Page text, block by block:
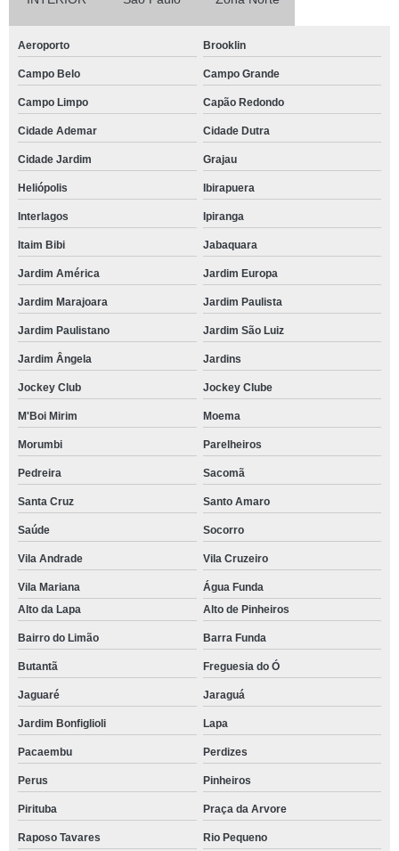
Aeroporto Brooklin
Campo Belo Campo Grande
Campo Limpo Capão Redondo
Cidade Ademar Cidade Dutra
Cidade Jardim Grajau
Heliópolis Ibirapuera
Interlagos Ipiranga
Itaim Bibi Jabaquara
Jardim América Jardim Europa
Jardim Marajoara Jardim Paulista
Jardim Paulistano Jardim São Luiz
Jardim Ângela Jardins
Jockey Club Jockey Clube
M'Boi Mirim Moema
Morumbi Parelheiros
Pedreira Sacomã
Santa Cruz Santo Amaro
Saúde Socorro
Vila Andrade Vila Cruzeiro
Vila Mariana
Água Funda
Alto da Lapa
Alto de Pinheiros
Bairro do Limão Barra Funda
Butantã Freguesia do Ó
Jaguaré Jaraguá
Jardim Bonfiglioli Lapa
Pacaembu Perdizes
Perus Pinheiros
Pirituba Praça da Arvore
Raposo Tavares Rio Pequeno